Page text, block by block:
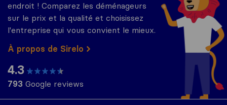
endroit ! Comparez les déménageurs
sur le prix et la qualité et choisissez
l'entreprise qui vous convient le mieux.
À propos de Sirelo
4.3
793 Google reviews